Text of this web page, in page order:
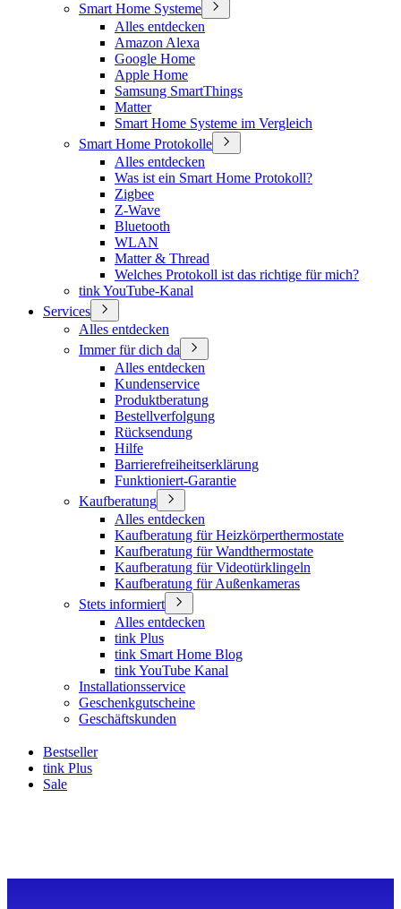
Smart Home Systeme
Alles entdecken
Amazon Alexa
Google Home
Apple Home
Samsung SmartThings
Matter
Smart Home Systeme im Vergleich
Smart Home Protokolle
Alles entdecken
Was ist ein Smart Home Protokoll?
Zigbee
Z-Wave
Bluetooth
WLAN
Matter & Thread
Welches Protokoll ist das richtige für mich?
tink YouTube-Kanal
Services
Alles entdecken
Immer für dich da
Alles entdecken
Kundenservice
Produktberatung
Bestellverfolgung
Rücksendung
Hilfe
Barrierefreiheitserklärung
Funktioniert-Garantie
Kaufberatung
Alles entdecken
Kaufberatung für Heizkörperthermostate
Kaufberatung für Wandthermostate
Kaufberatung für Videotürklingeln
Kaufberatung für Außenkameras
Stets informiert
Alles entdecken
tink Plus
tink Smart Home Blog
tink YouTube Kanal
Installationsservice
Geschenkgutscheine
Geschäftskunden
Bestseller
tink Plus
Sale